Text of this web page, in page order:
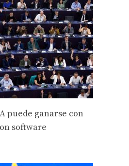
puede ganarse con
software